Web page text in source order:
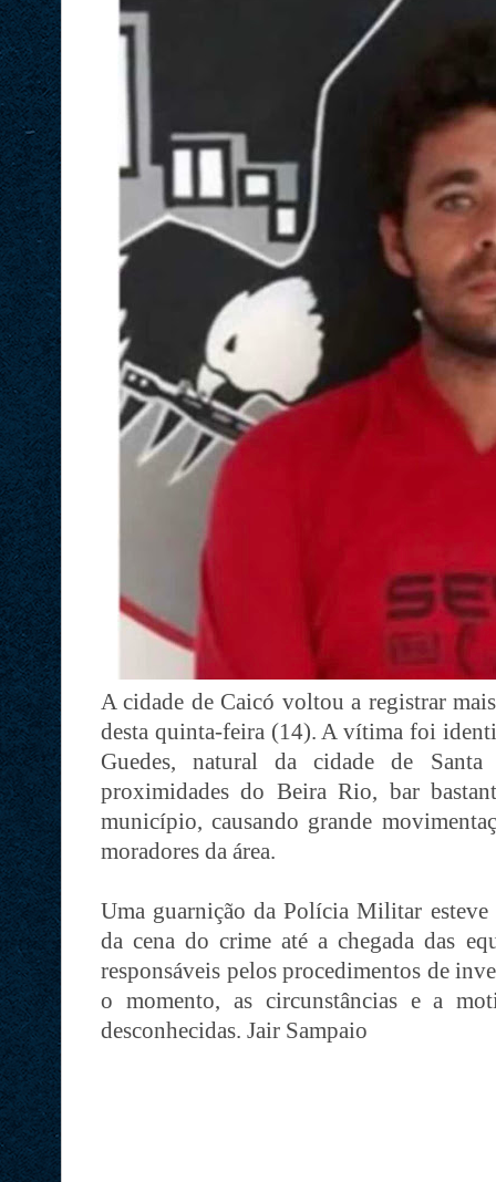
A cidade de Caicó voltou a registrar
desta quinta-feira (14). A vítima foi
Guedes, natural da cidade de
proximidades do Beira Rio, bar
município, causando grande
moradores da área.
Uma guarnição da Polícia Militar
da cena do crime até a chegada das
responsáveis pelos procedimentos de
o momento, as circunstâncias e a
desconhecidas. Jair Sampaio